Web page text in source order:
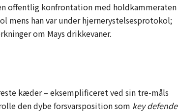
offentlig konfrontation med holdkammeraten
mens han var under hjernerystelses­protokol;
om Mays drikkevaner.
kæder – eksemplificeret ved sin tre-måls
den dybe forsvarsposition som key